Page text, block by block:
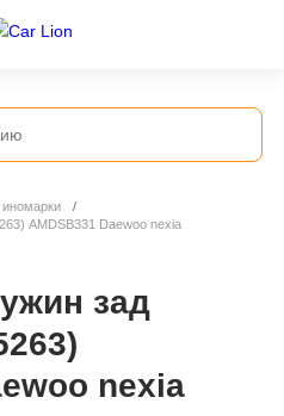
иномарки
AMDSB331 Daewoo nexia
зад
nexia